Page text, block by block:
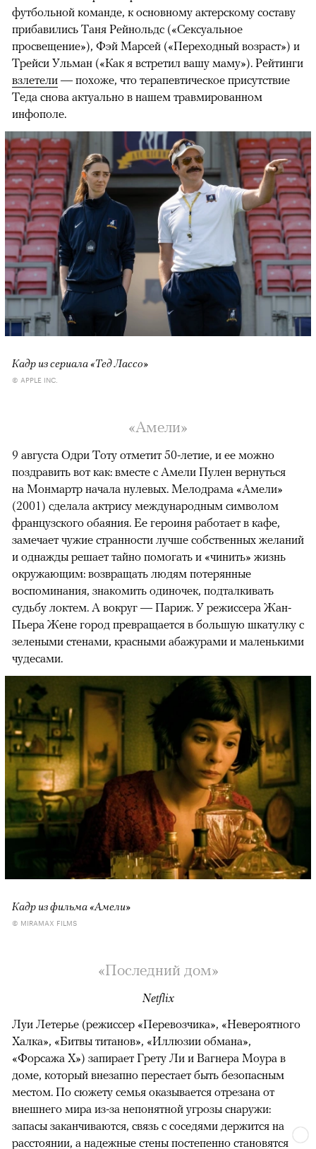
00:00 / 00:00
футбольной команде, к основному актерскому составу
прибавились Таня Рейнольдс («Сексуальное
просвещение»), Фэй Марсей («Переходный возраст») и
Трейси Ульман («Как я встретил вашу маму»). Рейтинги
взлетели — похоже, что терапевтическое присутствие
Теда снова актуально в нашем травмированном
инфополе.
Кадр из сериала «Тед Лассо»
© APPLE INC.
«Амели»
9 августа Одри Тоту отметит 50-летие, и ее можно
поздравить вот как: вместе с Амели Пулен вернуться
на Монмартр начала нулевых. Мелодрама «Амели»
(2001) сделала актрису международным символом
французского обаяния. Ее героиня работает в кафе,
замечает чужие странности лучше собственных желаний
и однажды решает тайно помогать и «чинить» жизнь
окружающим: возвращать людям потерянные
воспоминания, знакомить одиночек, подталкивать
судьбу локтем. А вокруг — Париж. У режиссера Жан-
Пьера Жене город превращается в большую шкатулку с
зелеными стенами, красными абажурами и маленькими
чудесами.
Кадр из фильма «Амели»
© MIRAMAX FILMS
«Последний дом»
Netflix
Луи Летерье (режиссер «Перевозчика», «Невероятного
Халка», «Битвы титанов», «Иллюзии обмана»,
«Форсажа X») запирает Грету Ли и Вагнера Моура в
доме, который внезапно перестает быть безопасным
местом. По сюжету семья оказывается отрезана от
внешнего мира из-за непонятной угрозы снаружи:
запасы заканчиваются, связь с соседями держится на
расстоянии, а надежные стены постепенно становятся